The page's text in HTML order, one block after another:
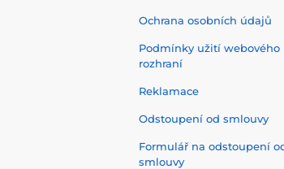
Ochrana osobních údajů
Podmínky užití webového
rozhraní
Reklamace
Odstoupení od smlouvy
Formulář na odstoupení
smlouvy